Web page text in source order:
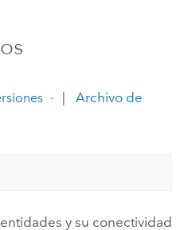
|
Archivo de
y su conectividad